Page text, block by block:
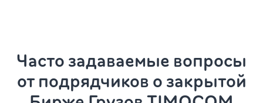
Часто задаваемые вопросы
от подрядчиков о закрытой